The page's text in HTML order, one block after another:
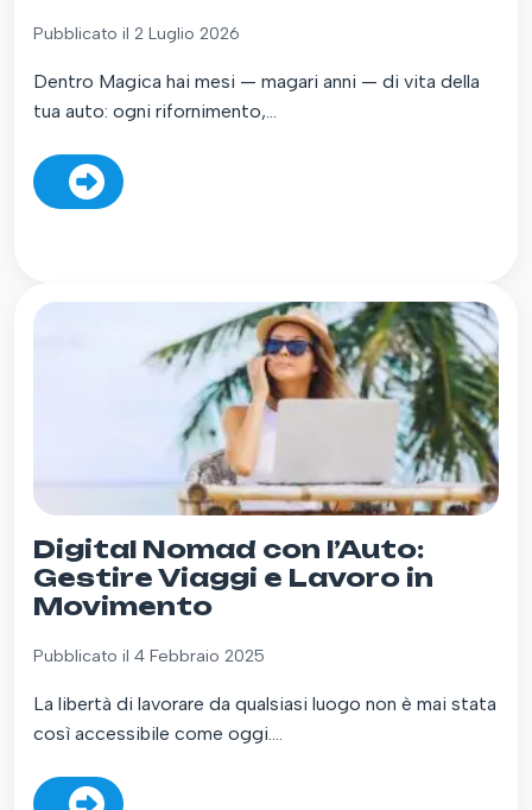
Pubblicato il 2 Luglio 2026
Dentro Magica hai mesi — magari anni — di vita della
tua auto: ogni rifornimento,...
Digital Nomad con l’Auto:
Gestire Viaggi e Lavoro in
Movimento
Pubblicato il 4 Febbraio 2025
La libertà di lavorare da qualsiasi luogo non è mai stata
così accessibile come oggi....